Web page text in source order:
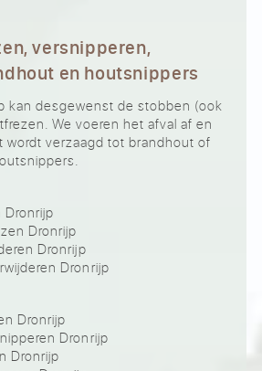
versnipperen,
en houtsnippers
kan desgewenst de stobben (ook
We voeren het afval af en
wordt verzaagd tot brandhout of
Dronrijp
Dronrijp
Dronrijp
Dronrijp
Dronrijp
Dronrijp